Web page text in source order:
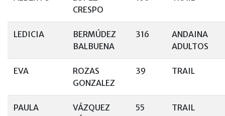
CRESPO
LEDICIA
BERMÚDEZ
BALBUENA
316
ANDAINA
ADULTOS
EVA
ROZAS
GONZALEZ
39 TRAIL
PAULA
VÁZQUEZ
55 TRAIL